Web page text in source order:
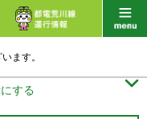
ます。
する 